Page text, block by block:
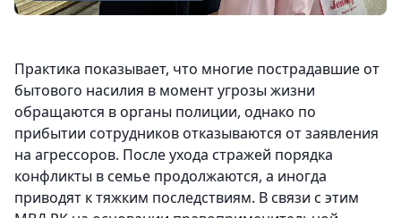
Практика показывает, что многие пострадавшие от
бытового насилия в момент угрозы жизни
обращаются в органы полиции, однако по
прибытии сотрудников отказываются от заявления
на агрессоров. После ухода стражей порядка
конфликты в семье продолжаются, а иногда
приводят к тяжким последствиям. В связи с этим